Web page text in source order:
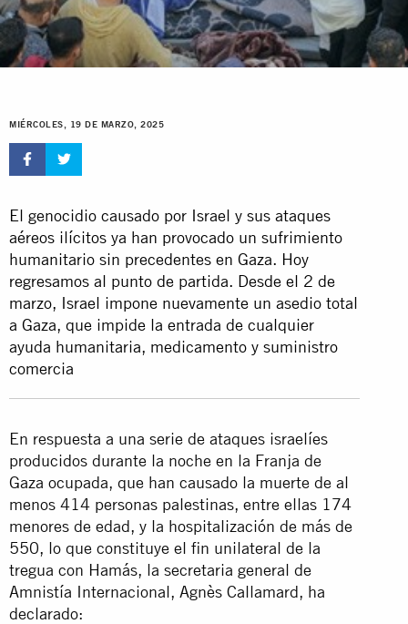
REANUDACIÓN UNILATERAL
DE LOS ATAQUES MASIVOS
MIÉRCOLES, 19 DE MARZO, 2025
El genocidio causado por Israel y sus ataques
aéreos ilícitos ya han provocado un sufrimiento
humanitario sin precedentes en Gaza. Hoy
regresamos al punto de partida. Desde el 2 de
marzo, Israel impone nuevamente un asedio total
a Gaza, que impide la entrada de cualquier
ayuda humanitaria, medicamento y suministro
comercia
En respuesta a una serie de ataques israelíes
producidos durante la noche en la Franja de
Gaza ocupada, que han causado la muerte de al
menos 414 personas palestinas, entre ellas 174
menores de edad, y la hospitalización de más de
550, lo que constituye el fin unilateral de la
tregua con Hamás, la secretaria general de
Amnistía Internacional, Agnès Callamard, ha
declarado: